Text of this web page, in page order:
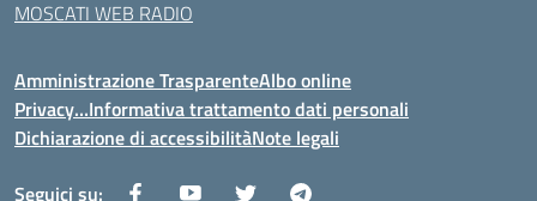
MOSCATI WEB RADIO
Amministrazione TrasparenteAlbo online
Privacy…Informativa trattamento dati personali
Dichiarazione di accessibilitàNote legali
Seguici su: